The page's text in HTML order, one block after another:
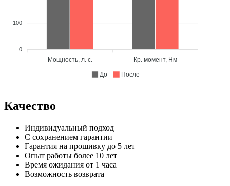
100
0
Мощность, л. с. Кр. момент, Нм
До После
Качество
Индивидуальный подход
С сохранением гарантии
Гарантия на прошивку до 5 лет
Опыт работы более 10 лет
Время ожидания от 1 часа
Возможность возврата